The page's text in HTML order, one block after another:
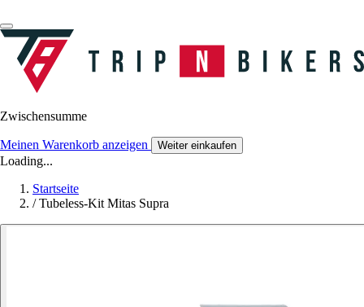
Zwischensumme
Meinen Warenkorb anzeigen Weiter einkaufen
Loading...
Startseite
/ Tubeless-Kit Mitas Supra